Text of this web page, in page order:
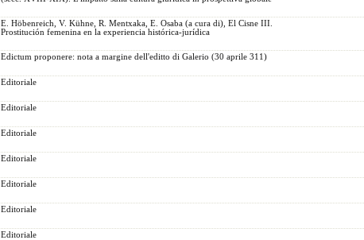
E. Höbenreich, V. Kühne, R. Mentxaka, E. Osaba (a cura di), El Cisne III.
Prostitución femenina en la experiencia histórica-jurídica
Edictum proponere: nota a margine dell'editto di Galerio (30 aprile 311)
Editoriale
Editoriale
Editoriale
Editoriale
Editoriale
Editoriale
Editoriale